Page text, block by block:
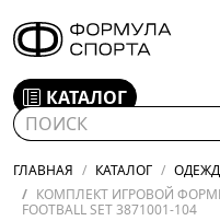
КАТАЛОГ
ГЛАВНАЯ КАТАЛОГ
КОМПЛЕКТ ИГРОВОЙ ФОРМЫ
FOOTBALL SET 3871001-104